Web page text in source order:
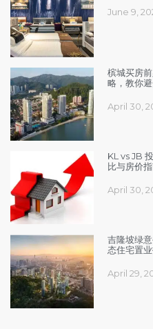
June 9,
槟城买房
略，教你
April 30,
KL vs JB
比与房价
April 30,
吉隆坡绿
态住宅置
April 29,